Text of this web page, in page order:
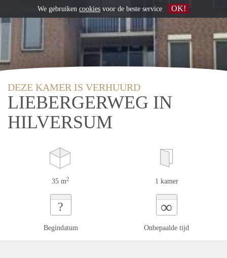
DEZE KAMER IS VERHUURD
LIEBERGERWEG IN
HILVERSUM
35 m2 1 kamer
?
Begindatum
∞
Onbepaalde tijd
We gebruiken cookies voor de beste service OK!